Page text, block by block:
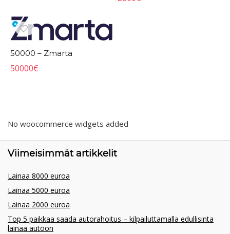
50000 – Zmarta
50000€
No woocommerce widgets added
Viimeisimmät artikkelit
Lainaa 8000 euroa
Lainaa 5000 euroa
Lainaa 2000 euroa
Top 5 paikkaa saada autorahoitus – kilpailuttamalla edullisinta
lainaa autoon